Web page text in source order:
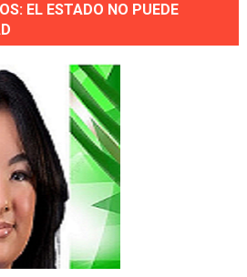
EL ESTADO NO PUEDE